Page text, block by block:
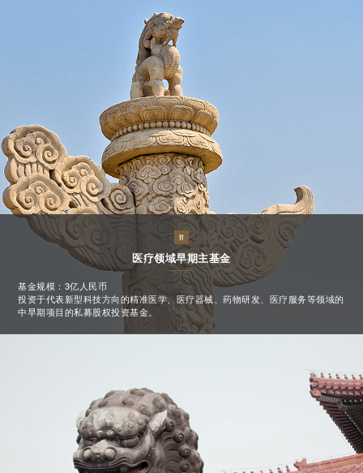
医疗领域早期主基金
基金规模：3亿人民币
投资于代表新型科技方向的精准医学、医疗器械、药物研发、医疗服务等领域的
中早期项目的私募股权投资基金。